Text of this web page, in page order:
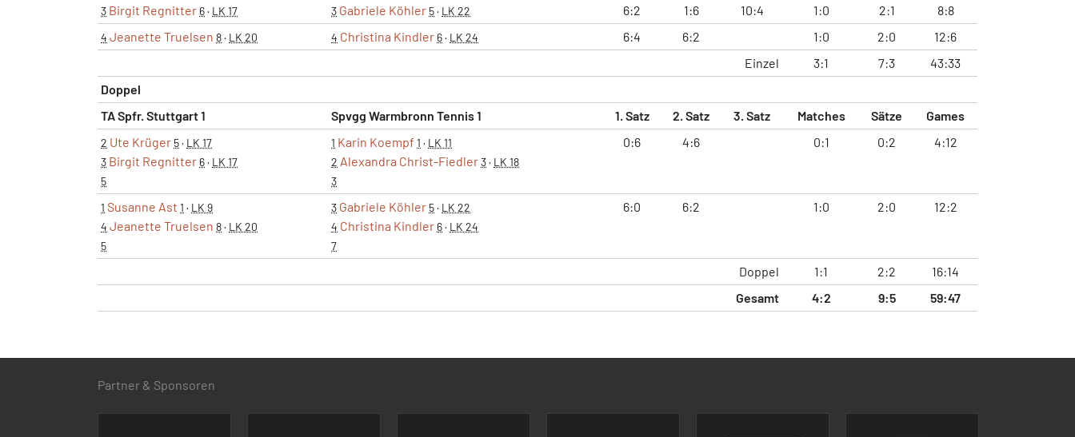
3 Birgit Regnitter 6· LK 17 3 Gabriele Köhler 5· LK 22 6:2 1:6 10:4 1:0 2:1 8:8
4 Jeanette Truelsen 8· LK 20 4 Christina Kindler 6· LK 24 6:4 6:2 1:0 2:0
12:6
Einzel
3:1 7:3
43:33
Doppel
TA Spfr. Stuttgart 1
Spvgg Warmbronn Tennis 1 1. Satz 2. Satz 3. Satz Matches Sätze Games
2 Ute Krüger 5· LK 17
3 Birgit Regnitter 6· LK 17
5
1 Karin Koempf 1 · LK 11
2 Alexandra Christ-Fiedler3· LK 18
3
0:6 4:6 0:1 0:2 4:12
1 Susanne Ast 1 · LK 9
4 Jeanette Truelsen 8· LK 20
5
3 Gabriele Köhler 5· LK 22
4 Christina Kindler 6· LK 24
7
6:0 6:2 1:0 2:0 12:2
Doppel 1:1 2:2
16:14
Gesamt
4:2 9:5 59:47
Partner & Sponsoren